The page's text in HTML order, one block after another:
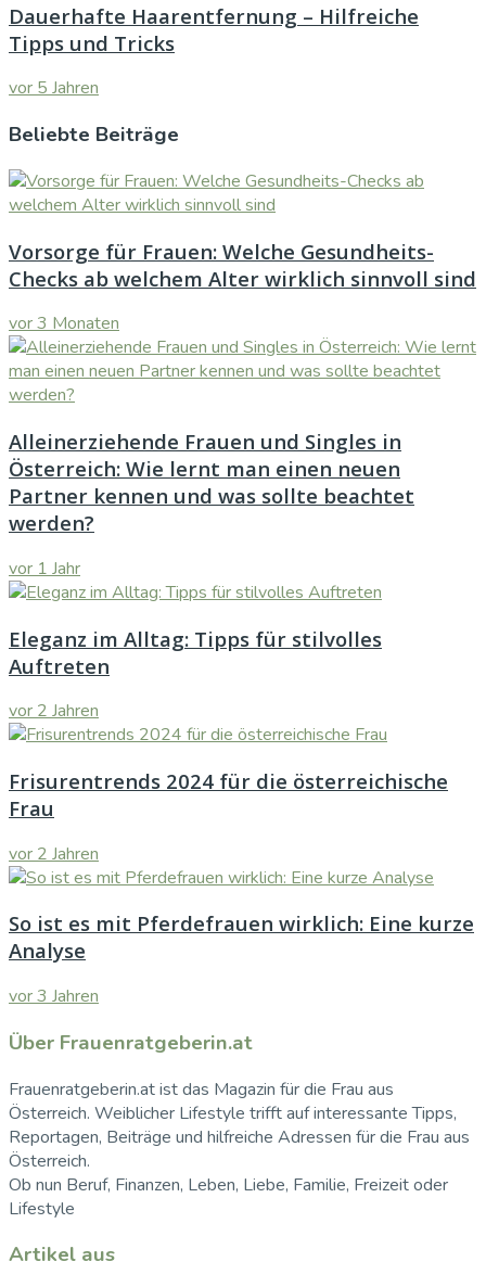
Dauerhafte Haarentfernung – Hilfreiche
Tipps und Tricks
vor 5 Jahren
Beliebte Beiträge
Vorsorge für Frauen: Welche Gesundheits-
Checks ab welchem Alter wirklich sinnvoll sind
vor 3 Monaten
Alleinerziehende Frauen und Singles in
Österreich: Wie lernt man einen neuen
Partner kennen und was sollte beachtet
werden?
vor 1 Jahr
Eleganz im Alltag: Tipps für stilvolles
Auftreten
vor 2 Jahren
Frisurentrends 2024 für die österreichische
Frau
vor 2 Jahren
So ist es mit Pferdefrauen wirklich: Eine kurze
Analyse
vor 3 Jahren
Über Frauenratgeberin.at
Frauenratgeberin.at ist das Magazin für die Frau aus
Österreich. Weiblicher Lifestyle trifft auf interessante Tipps,
Reportagen, Beiträge und hilfreiche Adressen für die Frau aus
Österreich.
Ob nun Beruf, Finanzen, Leben, Liebe, Familie, Freizeit oder
Lifestyle
Artikel aus